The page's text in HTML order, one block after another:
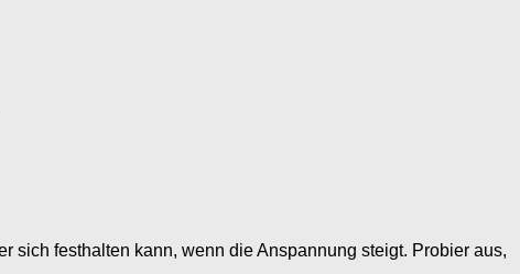
sich festhalten kann, wenn die Anspannung steigt. Probier aus,